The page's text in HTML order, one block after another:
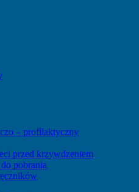
– profilaktyczny
przed krzywdzeniem
pobrania